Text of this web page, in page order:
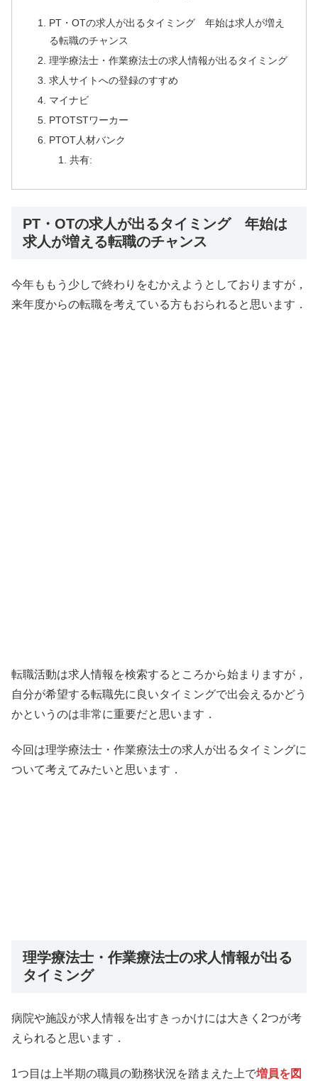
PT・OTの求人が出るタイミング 年始は求人が増え
る転職のチャンス
理学療法士・作業療法士の求人情報が出るタイミング
求人サイトへの登録のすすめ
マイナビ
PTOTSTワーカー
PTOT人材バンク
共有:
PT・OTの求人が出るタイミング 年始は
求人が増える転職のチャンス
今年ももう少しで終わりをむかえようとしておりますが，
来年度からの転職を考えている方もおられると思います．
転職活動は求人情報を検索するところから始まりますが，
自分が希望する転職先に良いタイミングで出会えるかどう
かというのは非常に重要だと思います．
今回は理学療法士・作業療法士の求人が出るタイミングに
ついて考えてみたいと思います．
理学療法士・作業療法士の求人情報が出る
タイミング
病院や施設が求人情報を出すきっかけには大きく2つが考
えられると思います．
1つ目は上半期の職員の勤務状況を踏まえた上で増員を図